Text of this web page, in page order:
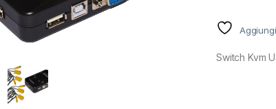
Switch Kvm